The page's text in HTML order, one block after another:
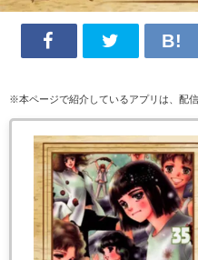
※本ページで紹介しているアプリは、配